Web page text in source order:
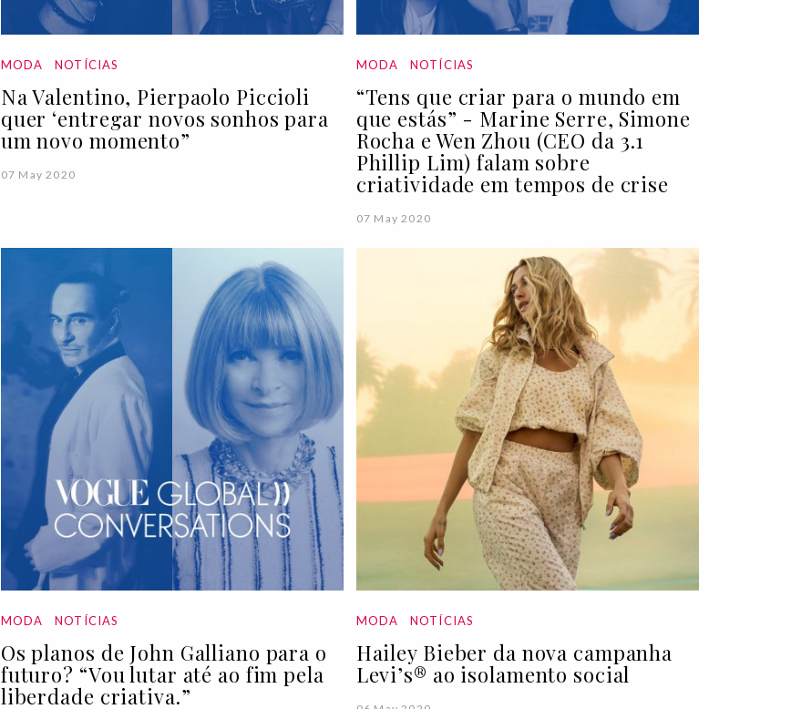
MODA NOTÍCIAS
Na Valentino, Pierpaolo Piccioli
quer ‘entregar novos sonhos para
um novo momento”
07 May 2020
MODA NOTÍCIAS
“Tens que criar para o mundo em
que estás” - Marine Serre, Simone
Rocha e Wen Zhou (CEO da 3.1
Phillip Lim) falam sobre
criatividade em tempos de crise
07 May 2020
MODA NOTÍCIAS
Os planos de John Galliano para o
futuro? “Vou lutar até ao fim pela
liberdade criativa.”
MODA NOTÍCIAS
Hailey Bieber da nova campanha
Levi’s® ao isolamento social